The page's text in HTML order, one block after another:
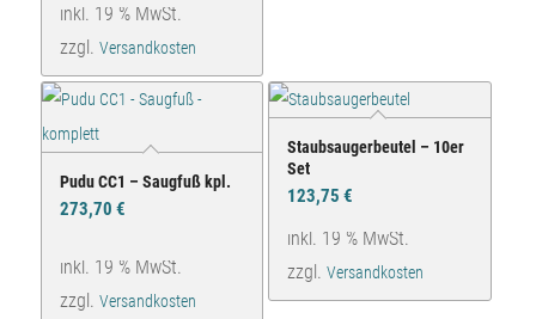
inkl. 19 % MwSt.
zzgl. Versandkosten
Pudu CC1 – Saugfuß kpl.
273,70 €
inkl. 19 % MwSt.
zzgl. Versandkosten
Staubsaugerbeutel – 10er
Set
123,75 €
inkl. 19 % MwSt.
zzgl. Versandkosten